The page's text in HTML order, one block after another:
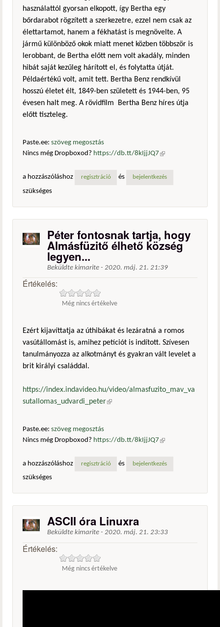
használattól gyorsan elkopott, így Bertha egy
bőrdarabot rögzített a szerkezetre, ezzel nem csak az
élettartamot, hanem a fékhatást is megnövelte. A
jármű különböző okok miatt menet közben többször is
lerobbant, de Bertha előtt nem volt akadály, minden
hibát saját kezűleg hárított el, és folytatta útját.
Példaértékű volt, amit tett. Bertha Benz rendkívül
hosszú életet élt, 1849-ben született és 1944-ben, 95
évesen halt meg. A rövidfilm Bertha Benz híres útja
előtt tiszteleg.
Paste.ee: szöveg megosztás
Nincs még Dropboxod? https://db.tt/8kIjjJQ7 (külső
a hozzászóláshoz
regisztráció és bejelentkezés
szükséges
Péter fontosnak tartja, hogy
Almásfüzitő élhető község
legyen...
Beküldte kimarite - 2020. máj. 21. 21:39
Értékelés:
Még nincs értékelve
Ezért kijavíttatja az úthibákat és lezáratná a romos
vasútállomást is, amihez petíciót is indított. Szívesen
tanulmányozza az alkotmányt és gyakran vált levelet a
brit királyi családdal.
https://index.indavideo.hu/video/almasfuzito_mav_va
sutallomas_udvardi_peter(külső hivatkozás)
Paste.ee: szöveg megosztás
Nincs még Dropboxod? https://db.tt/8kIjjJQ7 (külső
a hozzászóláshoz
regisztráció és bejelentkezés
szükséges
ASCII óra Linuxra
Beküldte kimarite - 2020. máj. 21. 23:33
Értékelés:
Még nincs értékelve